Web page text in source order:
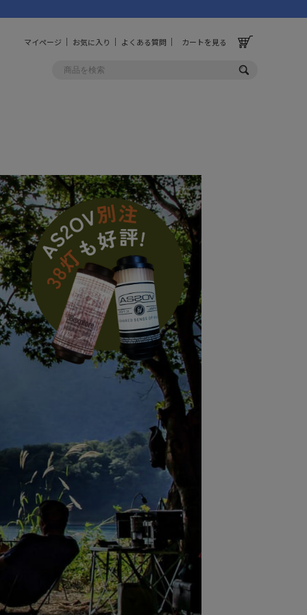
グ
ル
財布
キーホルダー/カラビナ
キッチンツール
インテリア
収納
ステーショナリー
コスメ/フレグランス
スマホアクセ
ステッカー
食品/調味料
その他/ホビー
UNBY ORIGINAL
マイページ お気に入り よくある質問 カートを見る